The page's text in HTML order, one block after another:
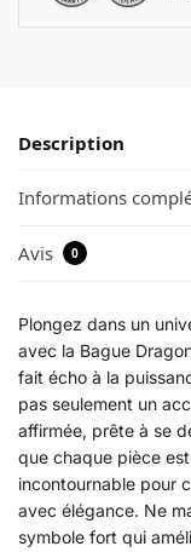
Description
Informations
Avis 0
Plongez dans un
avec la Bague
fait écho à la
pas seulement un
affirmée, prête à se
que chaque pièce
incontournable pour
avec élégance. Ne
symbole fort qui